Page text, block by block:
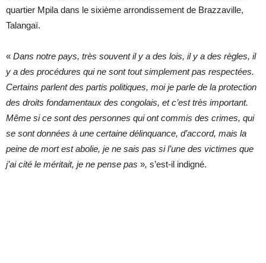
quartier Mpila dans le sixième arrondissement de Brazzaville,
Talangaï.
« Dans notre pays, très souvent il y a des lois, il y a des règles, il
y a des procédures qui ne sont tout simplement pas respectées.
Certains parlent des partis politiques, moi je parle de la protection
des droits fondamentaux des congolais, et c’est très important.
Même si ce sont des personnes qui ont commis des crimes, qui
se sont données à une certaine délinquance, d’accord, mais la
peine de mort est abolie, je ne sais pas si l’une des victimes que
j’ai cité le méritait, je ne pense pas », s’est-il indigné.